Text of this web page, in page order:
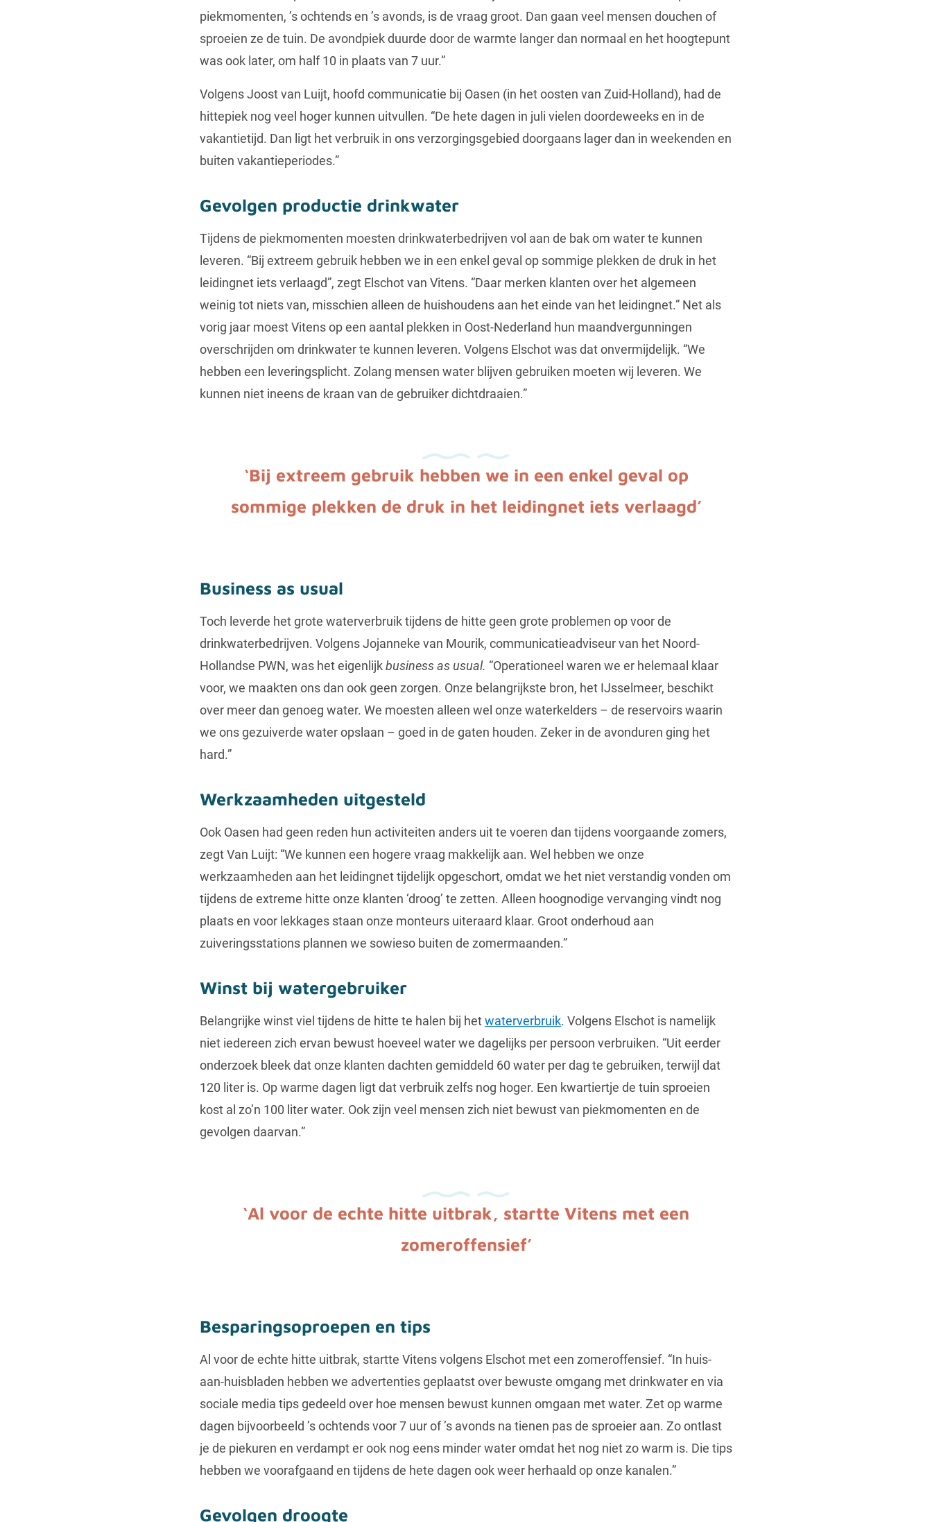
piekmomenten, ’s ochtends en ’s avonds, is de vraag groot. Dan gaan veel mensen douchen of
sproeien ze de tuin. De avondpiek duurde door de warmte langer dan normaal en het hoogtepunt
was ook later, om half 10 in plaats van 7 uur.”
Volgens Joost van Luijt, hoofd communicatie bij Oasen (in het oosten van Zuid-Holland), had de
hittepiek nog veel hoger kunnen uitvullen. “De hete dagen in juli vielen doordeweeks en in de
vakantietijd. Dan ligt het verbruik in ons verzorgingsgebied doorgaans lager dan in weekenden en
buiten vakantieperiodes.”
Gevolgen productie drinkwater
Tijdens de piekmomenten moesten drinkwaterbedrijven vol aan de bak om water te kunnen
leveren. “Bij extreem gebruik hebben we in een enkel geval op sommige plekken de druk in het
leidingnet iets verlaagd”, zegt Elschot van Vitens. “Daar merken klanten over het algemeen
weinig tot niets van, misschien alleen de huishoudens aan het einde van het leidingnet.” Net als
vorig jaar moest Vitens op een aantal plekken in Oost-Nederland hun maandvergunningen
overschrijden om drinkwater te kunnen leveren. Volgens Elschot was dat onvermijdelijk. “We
hebben een leveringsplicht. Zolang mensen water blijven gebruiken moeten wij leveren. We
kunnen niet ineens de kraan van de gebruiker dichtdraaien.”
‘Bij extreem gebruik hebben we in een enkel geval op
sommige plekken de druk in het leidingnet iets verlaagd’
Business as usual
Toch leverde het grote waterverbruik tijdens de hitte geen grote problemen op voor de
drinkwaterbedrijven. Volgens Jojanneke van Mourik, communicatieadviseur van het Noord-
Hollandse PWN, was het eigenlijkbusiness as usual. “Operationeel waren we er helemaal klaar
voor, we maakten ons dan ook geen zorgen. Onze belangrijkste bron, het IJsselmeer, beschikt
over meer dan genoeg water. We moesten alleen wel onze waterkelders – de reservoirs waarin
we ons gezuiverde water opslaan – goed in de gaten houden. Zeker in de avonduren ging het
hard.”
Werkzaamheden uitgesteld
Ook Oasen had geen reden hun activiteiten anders uit te voeren dan tijdens voorgaande zomers,
zegt Van Luijt: “We kunnen een hogere vraag makkelijk aan. Wel hebben we onze
werkzaamheden aan het leidingnet tijdelijk opgeschort, omdat we het niet verstandig vonden om
tijdens de extreme hitte onze klanten ‘droog’ te zetten. Alleen hoognodige vervanging vindt nog
plaats en voor lekkages staan onze monteurs uiteraard klaar. Groot onderhoud aan
zuiveringsstations plannen we sowieso buiten de zomermaanden.”
Winst bij watergebruiker
Belangrijke winst viel tijdens de hitte te halen bij hetwaterverbruik. Volgens Elschot is namelijk
niet iedereen zich ervan bewust hoeveel water we dagelijks per persoon verbruiken. “Uit eerder
onderzoek bleek dat onze klanten dachten gemiddeld 60 water per dag te gebruiken, terwijl dat
120 liter is. Op warme dagen ligt dat verbruik zelfs nog hoger. Een kwartiertje de tuin sproeien
kost al zo’n 100 liter water. Ook zijn veel mensen zich niet bewust van piekmomenten en de
gevolgen daarvan.”
‘Al voor de echte hitte uitbrak, startte Vitens met een
zomeroffensief’
Besparingsoproepen en tips
Al voor de echte hitte uitbrak, startte Vitens volgens Elschot met een zomeroffensief. “In huis-
aan-huisbladen hebben we advertenties geplaatst over bewuste omgang met drinkwater en via
sociale media tips gedeeld over hoe mensen bewust kunnen omgaan met water. Zet op warme
dagen bijvoorbeeld ’s ochtends voor 7 uur of ’s avonds na tienen pas de sproeier aan. Zo ontlast
je de piekuren en verdampt er ook nog eens minder water omdat het nog niet zo warm is. Die tips
hebben we voorafgaand en tijdens de hete dagen ook weer herhaald op onze kanalen.”
Gevolgen droogte